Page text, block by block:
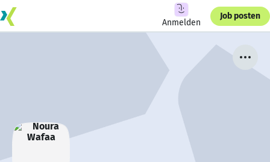
Anmelden
Job posten